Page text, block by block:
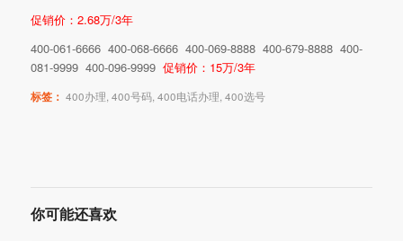
促销价：2.68万/3年
400-061-6666 400-068-6666 400-069-8888 400-679-8888 400-
081-9999 400-096-9999 促销价：15万/3年
标签： 400办理 400号码, 400电话办理 400选号
你可能还喜欢